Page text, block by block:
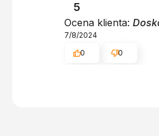
5
Ocena klienta:
7/8/2024
0
0